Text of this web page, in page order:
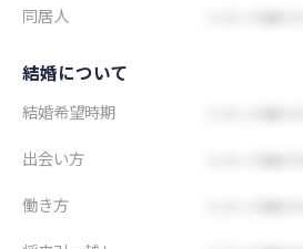
同居人
結婚について
結婚希望時期
出会い方
働き方